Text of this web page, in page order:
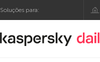
Soluções para:
Blog